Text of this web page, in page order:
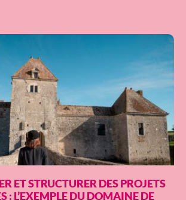
ET STRUCTURER DES PROJETS
: L’EXEMPLE DU DOMAINE DE